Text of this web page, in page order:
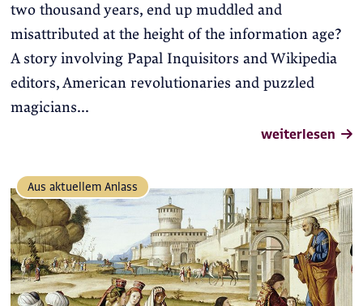
two thousand years, end up muddled and
misattributed at the height of the information age?
A story involving Papal Inquisitors and Wikipedia
editors, American revolutionaries and puzzled
magicians...
weiterlesen
Aus aktuellem Anlass